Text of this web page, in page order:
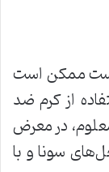
ممکن است
از کرم ضد
در معرض
سونا و با